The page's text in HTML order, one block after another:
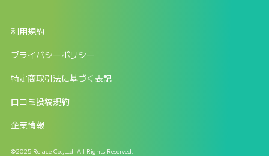
返金申請フォーム
利用規約
プライバシーポリシー
特定商取引法に基づく表記
口コミ投稿規約
企業情報
©2025 Relace Co.,Ltd. All Rights Reserved.